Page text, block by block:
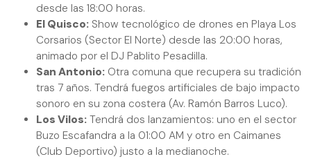
desde las 18:00 horas.
El Quisco: Show tecnológico de drones en Playa Los
Corsarios (Sector El Norte) desde las 20:00 horas,
animado por el DJ Pablito Pesadilla.
San Antonio: Otra comuna que recupera su tradición
tras 7 años. Tendrá fuegos artificiales de bajo impacto
sonoro en su zona costera (Av. Ramón Barros Luco).
Los Vilos: Tendrá dos lanzamientos: uno en el sector
Buzo Escafandra a la 01:00 AM y otro en Caimanes
(Club Deportivo) justo a la medianoche.